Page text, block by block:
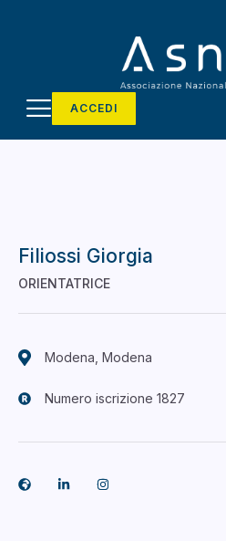
ACCEDI
Filiossi Giorgia
ORIENTATRICE
Modena, Modena
Numero iscrizione 1827